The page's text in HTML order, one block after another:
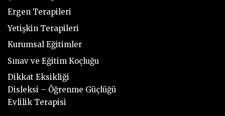
Ergen Terapileri
Yetişkin Terapileri
Kurumsal Eğitimler
Sınav ve Eğitim Koçluğu
Dikkat Eksikliği
Disleksi – Öğrenme Güçlüğü
Evlilik Terapisi